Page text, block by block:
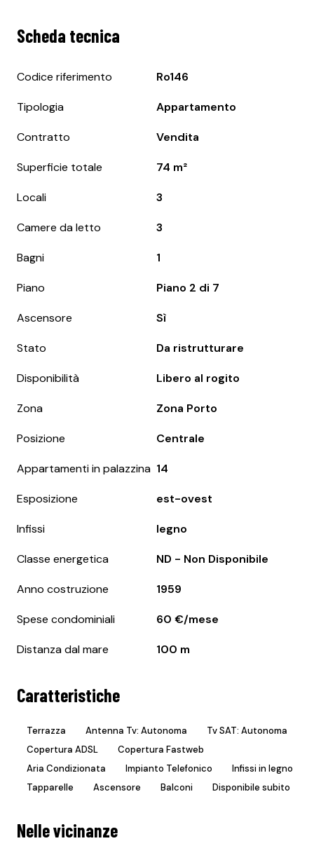
Scheda tecnica
Codice riferimento Ro146
Tipologia Appartamento
Contratto Vendita
Superficie totale 74 m²
Locali 3
Camere da letto 3
Bagni 1
Piano Piano 2 di 7
Ascensore Sì
Stato Da ristrutturare
Disponibilità Libero al rogito
Zona Zona Porto
Posizione Centrale
Appartamenti in palazzina 14
Esposizione est-ovest
Infissi legno
Classe energetica ND - Non Disponibile
Anno costruzione 1959
Spese condominiali 60 €/mese
Distanza dal mare 100 m
Caratteristiche
Terrazza Antenna Tv: Autonoma
Tv SAT: Autonoma
Copertura ADSL
Copertura Fastweb
Aria Condizionata
Impianto Telefonico
Infissi in legno
Tapparelle
Ascensore Balconi Disponibile subito
Nelle vicinanze